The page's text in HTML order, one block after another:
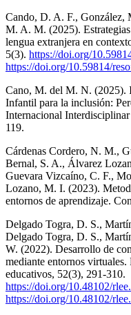
Cando, D. A. F.,
M. A. M. (2025).
lengua extranjera en
5(3). https://doi.org/
https://doi.org/10.59814/
Cano, M. del M. N. (2025).
Infantil para la inclusión:
Internacional
119.
Cárdenas Cordero, N. M.,
Bernal, S. A., Álvarez
Guevara Vizcaíno, C. F.,
Lozano, M. I. (2023).
entornos de aprendizaje.
Delgado Togra, D. S.,
Delgado Togra, D. S.,
W. (2022). Desarrollo de
mediante entornos
educativos, 52(3), 291-310.
https://doi.org/10.48102/
https://doi.org/10.48102/